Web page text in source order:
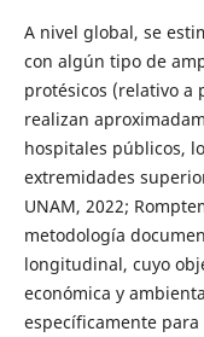
A nivel global, se
con algún tipo de
protésicos (relativo a
realizan
hospitales públicos,
extremidades
UNAM, 2022;
metodología
longitudinal, cuyo
económica y
específicamente